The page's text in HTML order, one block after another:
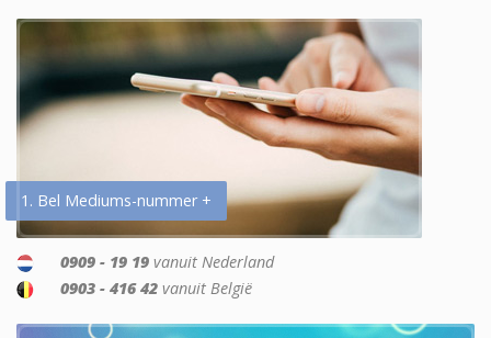
1. Bel Mediums-nummer +
0909 - 19 19 vanuit Nederland
0903 - 416 42 vanuit België